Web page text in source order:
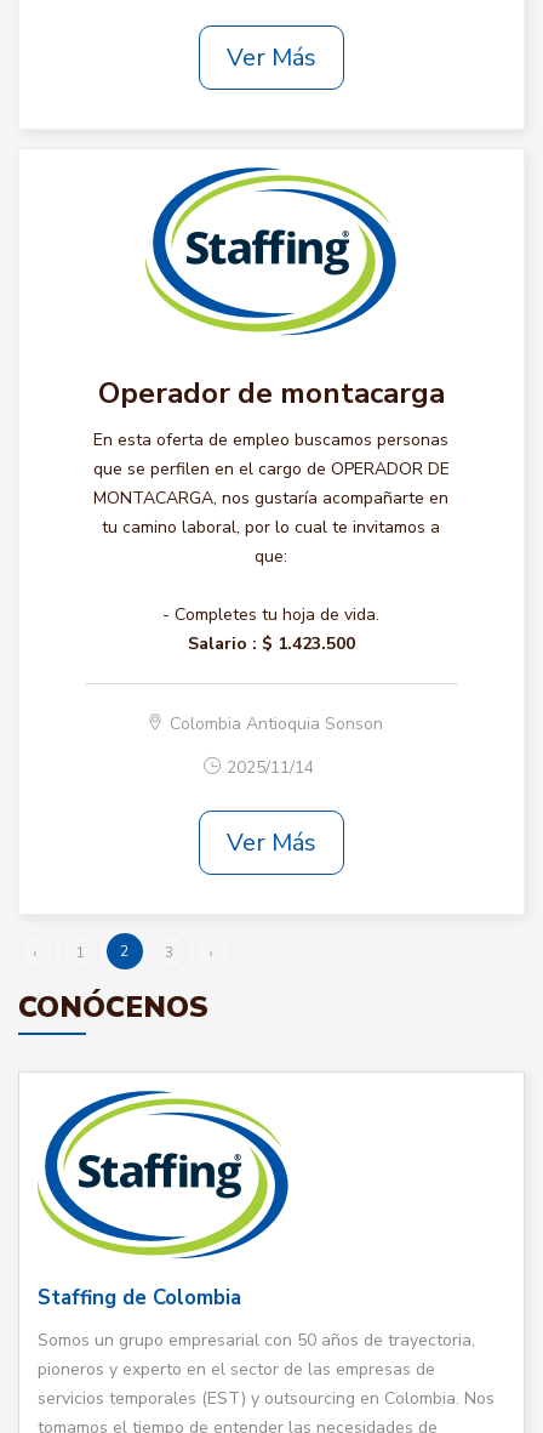
Ver Más
Operador de montacarga
En esta oferta de empleo buscamos personas
que se perfilen en el cargo de OPERADOR DE
MONTACARGA, nos gustaría acompañarte en
tu camino laboral, por lo cual te invitamos a
que:
- Completes tu hoja de vida.
Salario : $ 1.423.500
Colombia Antioquia Sonson
2025/11/14
Ver Más
‹ 1 2 3 ›
CONÓCENOS
Staffing de Colombia
Somos un grupo empresarial con 50 años de trayectoria,
pioneros y experto en el sector de las empresas de
servicios temporales (EST) y outsourcing en Colombia. Nos
tomamos el tiempo de entender las necesidades de